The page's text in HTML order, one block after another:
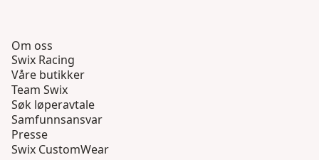
Om oss
Swix Racing
Våre butikker
Team Swix
Søk løperavtale
Samfunnsansvar
Presse
Swix CustomWear